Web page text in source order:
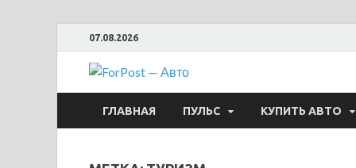
07.08.2026
ForPost —
ГЛАВНАЯ ПУЛЬС КУПИТЬ АВТО